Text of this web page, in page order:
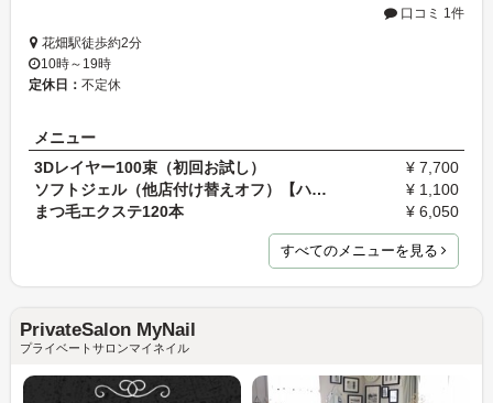
口コミ 1件
花畑駅徒歩約2分
10時～19時
定休日： 不定休
メニュー
3Dレイヤー100束（初回お試し）
¥ 7,700
ソフトジェル（他店付け替えオフ）【ハンド】
¥ 1,100
まつ毛エクステ120本
¥ 6,050
すべてのメニューを見る
PrivateSalon MyNail
プライベートサロンマイネイル